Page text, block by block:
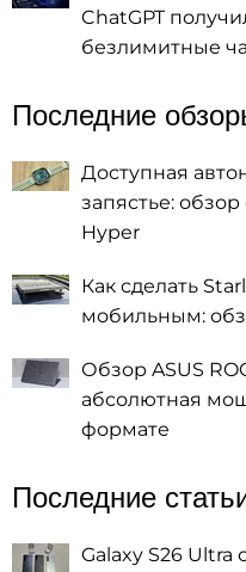
ChatGPT
безлимитные
Последние
Доступная
запястье:
Hyper
Как сделать
мобильным:
Обзор ASUS
абсолютная
формате
Последние
Galaxy S26 Ultra